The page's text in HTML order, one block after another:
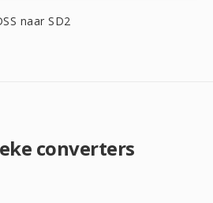
naar SD2
converters